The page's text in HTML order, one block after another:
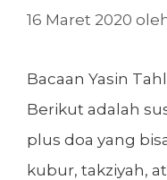
16 Maret 2020
Bacaan Yasin
Berikut adalah
plus doa yang
kubur, takziyah,